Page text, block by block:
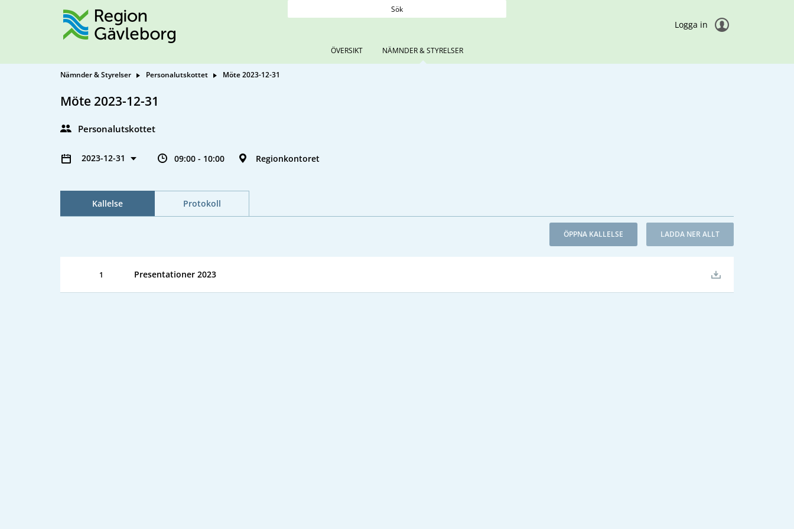
Sök
Logga in
ÖVERSIKT NÄMNDER & STYRELSER
Nämnder & Styrelser Personalutskottet Möte 2023-12-31
Möte 2023-12-31
Personalutskottet
2023-12-31 09:00 - 10:00 Regionkontoret
Kallelse Protokoll
ÖPPNA KALLELSE LADDA NER ALLT
1 Presentationer 2023